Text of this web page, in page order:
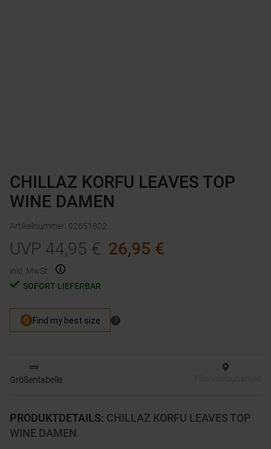
PRODUKTDETAILS: CHILLAZ KORFU LEAVES TOP
WINE DAMEN
CHILLAZ KORFU LEAVES TOP
WINE DAMEN
Artikelnummer: 92651802
UVP 44,95 € 26,95 €
inkl. MwSt.
SOFORT LIEFERBAR
Größentabelle